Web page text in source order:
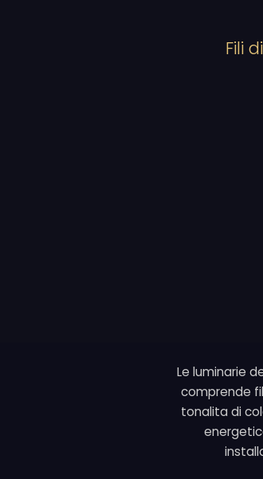
Fili
Le luminarie
comprende
tonalita di